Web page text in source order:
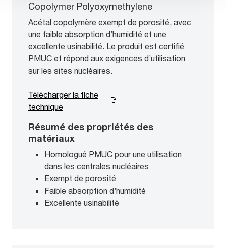
Copolymer Polyoxymethylene
Acétal copolymère exempt de porosité, avec
une faible absorption d’humidité et une
excellente usinabilité. Le produit est certifié
PMUC et répond aux exigences d’utilisation
sur les sites nucléaires.
Résumé des propriétés des
matériaux
Homologué PMUC pour une utilisation
dans les centrales nucléaires
Exempt de porosité
Faible absorption d’humidité
Excellente usinabilité
Télécharger la fiche
technique